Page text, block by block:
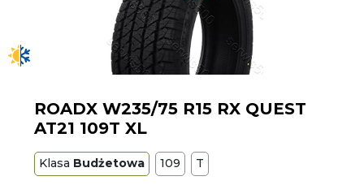
ROADX W235/75 R15 RX QUEST
AT21 109T XL
Klasa Budżetowa 109 T